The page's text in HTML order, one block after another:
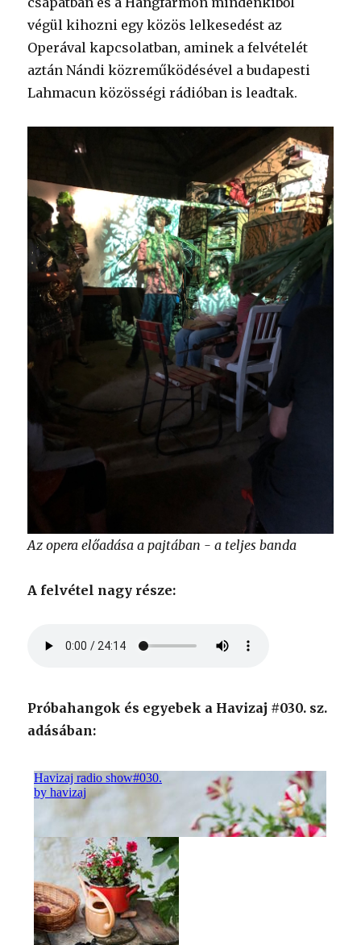
végül kihozni egy közös lelkesedést az
Operával kapcsolatban, aminek a felvételét
aztán Nándi közreműködésével a budapesti
Lahmacun közösségi rádióban is leadtak.
Az opera előadása a pajtában - a teljes banda
A felvétel nagy része:
Próbahangok és egyebek a Havizaj #030. sz.
adásában: